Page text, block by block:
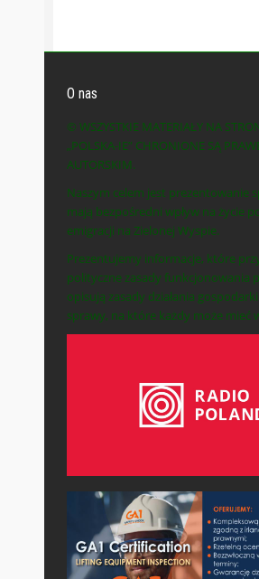
O nas
© WSZYSTKIE MATERIAŁY NA
„POLSKA-IE” CHRONIONE SĄ
AUTORSKIM.
Naszym celem jest prezentowanie
mają bezpośredni wpływ na życie
emigracji na Zielonej Wyspie.
Prezentujemy informacje, które
polityczne zasady funkcjonowania
opisują zasady działania
sprawy, na które każdy może mieć